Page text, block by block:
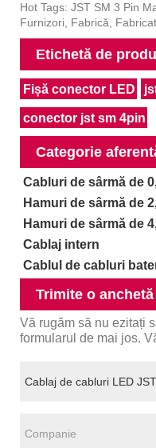
Hot Tags: JST SM 3 Pin
Furnizori, Fabrică,
Etichetă de
Fișă conector LED
conector jst sm 4pin
Categorie
Cabluri de sârmă de
Hamuri de sârmă de
Hamuri de sârmă de
Cablaj intern
Cablul de cabluri
Trimite o anchetă
Vă rugăm să nu ezitați
formularul de mai jos.